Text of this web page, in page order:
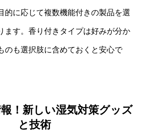
的に応じて複数機能付きの製品を選
ます。香り付きタイプは好みが分か
のも選択肢に含めておくと安心で
！新しい湿気対策グッズ
と技術